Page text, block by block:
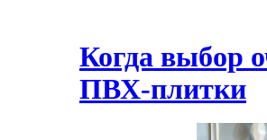
Когда выбор
ПВХ-плитки